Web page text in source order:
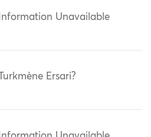
Information Unavailable
Turkmène Ersari?